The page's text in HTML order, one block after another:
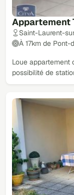
Appartement
Saint-Laurent-
À 17km de Pont-
Loue appartement
possibilité de